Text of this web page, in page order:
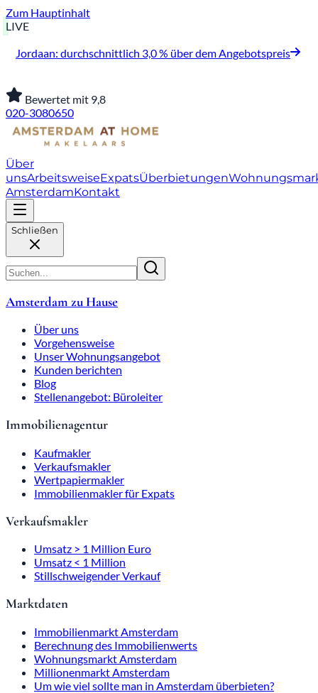
Zum Hauptinhalt
LIVE
Jordaan: durchschnittlich 3,0 % über dem Angebotspreis
Bewertet mit 9,8
020-3080650
Über
unsArbeitsweiseExpatsÜberbietungen
AmsterdamKontakt
Schließen
Amsterdam zu Hause
Über uns
Vorgehensweise
Unser Wohnungsangebot
Kunden berichten
Blog
Stellenangebot: Büroleiter
Immobilienagentur
Kaufmakler
Verkaufsmakler
Wertpapiermakler
Immobilienmakler für Expats
Verkaufsmakler
Umsatz > 1 Million Euro
Umsatz < 1 Million
Stillschweigender Verkauf
Marktdaten
Immobilienmarkt Amsterdam
Berechnung des Immobilienwerts
Wohnungsmarkt Amsterdam
Millionenmarkt Amsterdam
Um wie viel sollte man in Amsterdam überbieten?